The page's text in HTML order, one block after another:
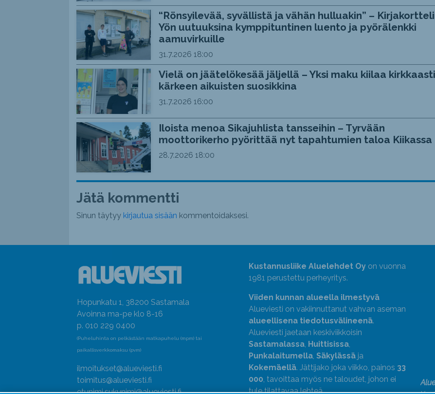
“Rönsyilevää, syvällistä ja vähän hulluakin” –
Yön uutuuksina kymppituntinen luento ja pyörälenkki
aamuvirkuille
31.7.2026 18:00
Vielä on jäätelökesää jäljellä – Yksi maku kiilaa kirkkaasti
kärkeen aikuisten suosikkina
31.7.2026 16:00
Iloista menoa Sikajuhlista tansseihin – Tyrvään
moottorikerho pyörittää nyt tapahtumien taloa Kiikassa
28.7.2026 18:00
Jätä kommentti
Sinun täytyy kirjautua sisään kommentoidaksesi.
Hopunkatu 1, 38200 Sastamala
Avoinna ma-pe klo 8-16
p. 010 229 0400
(Puheluhinta on pelkästään matkapuhelu (mpm) tai
paikallisverkkomaksu (pvm)
ilmoitukset@alueviesti.fi
toimitus@alueviesti.fi
etunimi.sukunimi@alueviesti.fi
Kustannusliike Aluelehdet Oyon vuonna
1981 perustettu perheyritys.
Viiden kunnan alueella ilmestyvä
Alueviesti on vakiinnuttanut vahvan aseman
alueellisena tiedotusvälineenä.
Alueviesti jaetaan keskiviikkoisin
Sastamalassa, Huittisissa,
Punkalaitumella, Säkylässäja
Kokemäellä. Jättijako joka viikko, painos 33
000 , tavoittaa myös ne taloudet, johon ei
tule tilattavaa lehteä.